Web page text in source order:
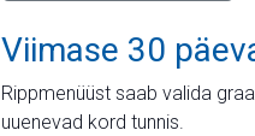
Viimase 30
Rippmenüüst saab valida
uuenevad kord tunnis.